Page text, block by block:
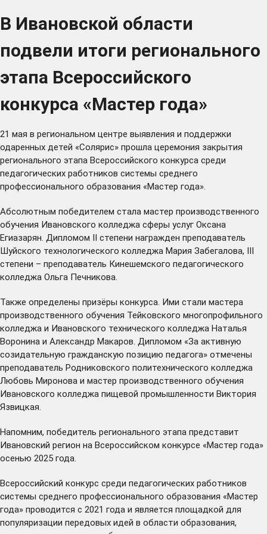
В Ивановской области
подвели итоги регионального
этапа Всероссийского
конкурса «Мастер года»
21 мая в региональном центре выявления и поддержки
одаренных детей «Солярис» прошла церемония закрытия
регионального этапа Всероссийского конкурса среди
педагогических работников системы среднего
профессионального образования «Мастер года».
Абсолютным победителем стала мастер производственного
обучения Ивановского колледжа сферы услуг Оксана
Егиазарян. Дипломом II степени награжден преподаватель
Шуйского технологического колледжа Мария Забегалова, III
степени – преподаватель Кинешемского педагогического
колледжа Ольга Печникова.
Также определены призёры конкурса. Ими стали мастера
производственного обучения Тейковского многопрофильного
колледжа и Ивановского технического колледжа Наталья
Воронина и Александр Макаров. Дипломом «За активную
созидательную гражданскую позицию педагога» отмечены
преподаватель Родниковского политехнического колледжа
Любовь Миронова и мастер производственного обучения
Ивановского колледжа пищевой промышленности Виктория
Язвицкая.
Напомним, победитель регионального этапа представит
Ивановский регион на Всероссийском конкурсе «Мастер года»
осенью 2025 года.
Всероссийский конкурс среди педагогических работников
системы среднего профессионального образования «Мастер
года» проводится с 2021 года и является площадкой для
популяризации передовых идей в области образования,